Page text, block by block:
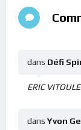
ERIC
dans Défi
dans Yvon